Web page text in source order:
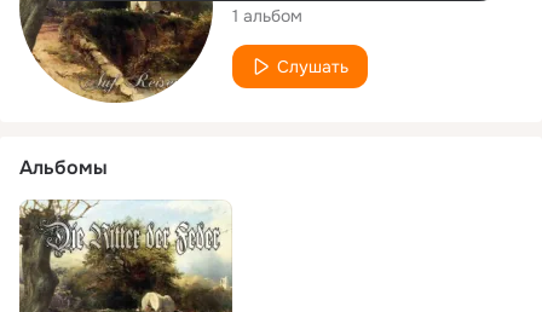
1 альбом
Слушать
Альбомы